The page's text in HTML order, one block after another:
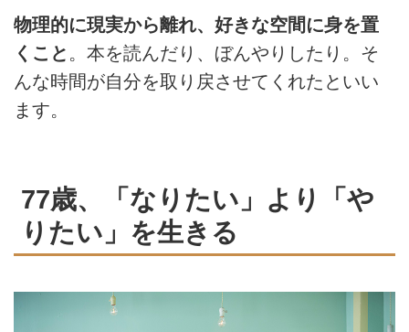
物理的に現実から離れ、好きな空間に身を置
くこと 。本を読んだり、ぼんやりしたり。そ
んな時間が自分を取り戻させてくれたといい
ます。
77歳、「なりたい」より「や
りたい」を生きる